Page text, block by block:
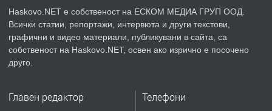
преди 4 дни
ПРЕДЛАГА СГЛОБЯВАНЕ НА МЕБЕЛИ.
Haskovo.NET е собственост на ЕСКОМ МЕДИА ГРУП ООД.
Всички статии, репортажи, интервюта и други текстови,
графични и видео материали, публикувани в сайта, са
собственост на Haskovo.NET, освен ако изрично е посочено
друго.
Главен редактор Телефони